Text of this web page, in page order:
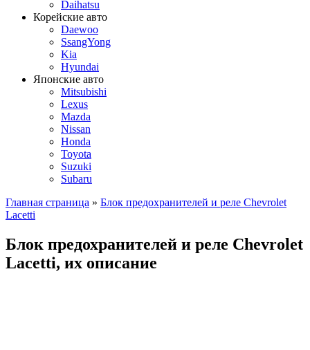
Daihatsu
Корейские авто
Daewoo
SsangYong
Kia
Hyundai
Японские авто
Mitsubishi
Lexus
Mazda
Nissan
Honda
Toyota
Suzuki
Subaru
Главная страница » Блок предохранителей и реле Chevrolet
Lacetti
Блок предохранителей и реле Chevrolet
Lacetti, их описание